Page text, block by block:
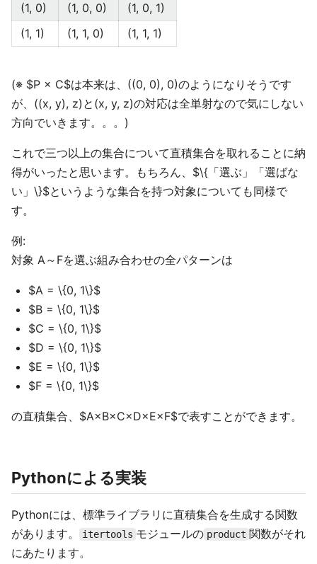
(1, 0)
(1, 0, 0)
(1, 0, 1)
(1, 1)
(1, 1, 0) (1, 1, 1)
(※ $P × C$は本来は、((0, 0), 0)のようになりそうです
が、((x, y), z)と(x, y, z)の対応は全単射なので気にしない
方向でいきます。。。)
これで三つ以上の集合について直積集合を取れることに納
得がいったと思います。もちろん、$\{「選ぶ」「選ばな
い」\}$というような集合を持つ対象についても同様で
す。
例:
対象 A～Fを選ぶ組み合わせの全パターンは
$A = \{0, 1\}$
$B = \{0, 1\}$
$C = \{0, 1\}$
$D = \{0, 1\}$
$E = \{0, 1\}$
$F = \{0, 1\}$
の直積集合、$A×B×C×D×E×F$で表すことができます。
Pythonによる実装
Pythonには、標準ライブラリに直積集合を生成する関数
があります。
itertools モジュールの product 関数がそれ
にあたります。